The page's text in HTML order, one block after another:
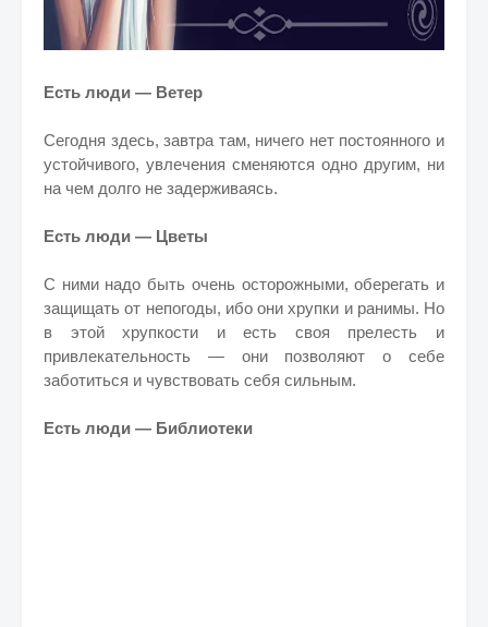
Есть люди — Ветер
Сегодня здесь, завтра там, ничего нет постоянного и
устойчивого, увлечения сменяются одно другим, ни
на чем долго не задерживаясь.
Есть люди — Цветы
С ними надо быть очень осторожными, оберегать и
защищать от непогоды, ибо они хрупки и ранимы. Но
в этой хрупкости и есть своя прелесть и
привлекательность — они позволяют о себе
заботиться и чувствовать себя сильным.
Есть люди — Библиотеки